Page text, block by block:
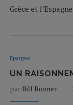
Grèce et
Epargne
UN
par Bill Bonner